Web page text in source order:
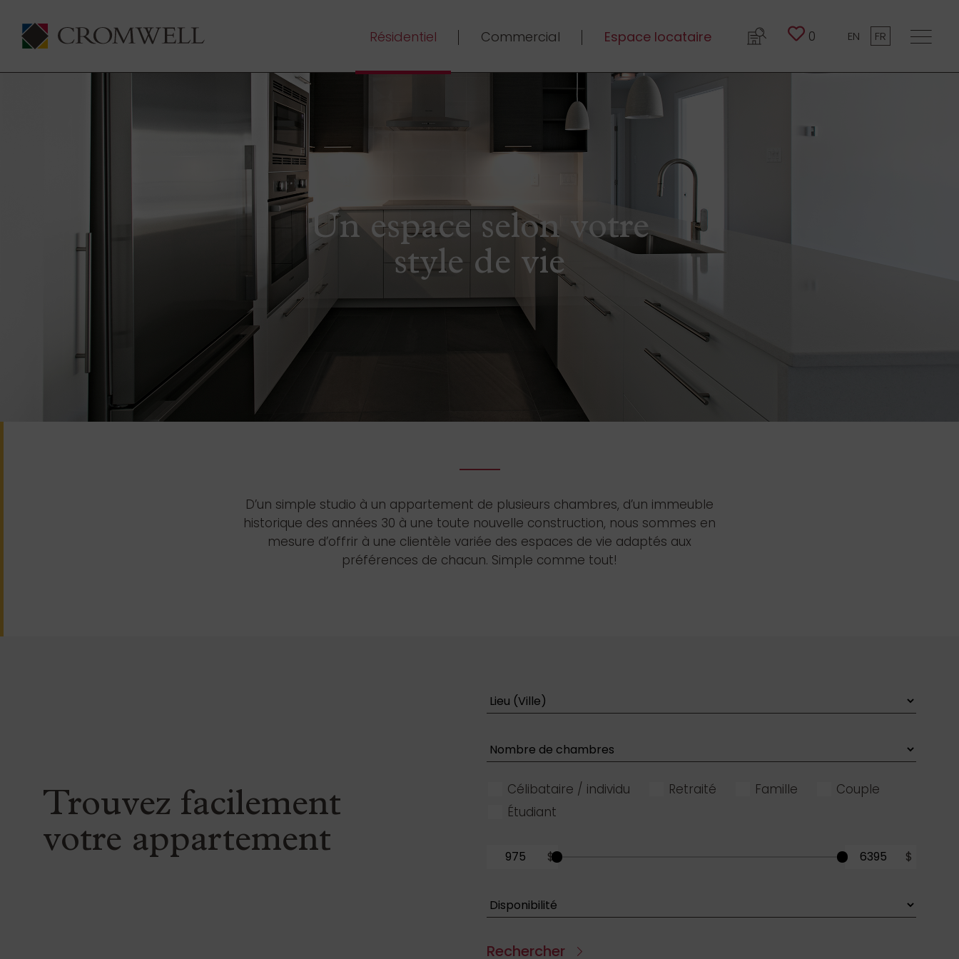
Résidentiel Commercial Espace locataire 0 EN FR
Un espace selon votre
style de vie
D’un simple studio à un appartement de plusieurs chambres, d’un immeuble
historique des années 30 à une toute nouvelle construction, nous sommes en
mesure d’offrir à une clientèle variée des espaces de vie adaptés aux
préférences de chacun. Simple comme tout!
Trouvez facilement
votre appartement
Célibataire / individu Retraité Famille
Couple
Étudiant
$ $